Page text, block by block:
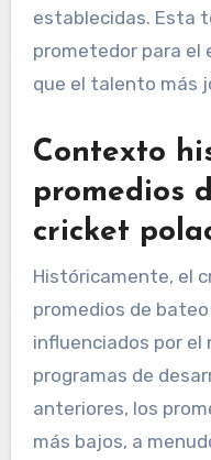
establecidas. Esta
prometedor para el
que el talento más
Contexto
promedios
cricket
Históricamente, el
promedios de
influenciados por el
programas de
anteriores, los
más bajos, a